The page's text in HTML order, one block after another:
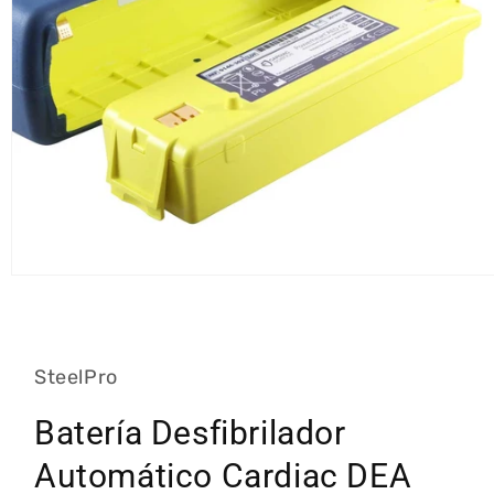
ventana
SteelPro
Batería Desfibrilador
Automático Cardiac DEA